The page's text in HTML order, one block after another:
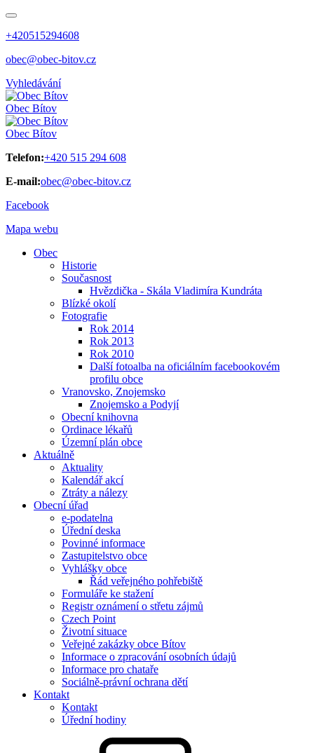
+420515294608
obec@obec-bitov.cz
Vyhledávání
Obec Bítov
Obec Bítov
Telefon:+420 515 294 608
E-mail:obec@obec-bitov.cz
Facebook
Mapa webu
Obec
Historie
Současnost
Hvězdička - Skála Vladimíra Kundráta
Blízké okolí
Fotografie
Rok 2014
Rok 2013
Rok 2010
Další fotoalba na oficiálním facebookovém
profilu obce
Vranovsko, Znojemsko
Znojemsko a Podyjí
Obecní knihovna
Ordinace lékařů
Územní plán obce
Aktuálně
Aktuality
Kalendář akcí
Ztráty a nálezy
Obecní úřad
e-podatelna
Úřední deska
Povinné informace
Zastupitelstvo obce
Vyhlášky obce
Řád veřejného pohřebiště
Formuláře ke stažení
Registr oznámení o střetu zájmů
Czech Point
Životní situace
Veřejné zakázky obce Bítov
Informace o zpracování osobních údajů
Informace pro chataře
Sociálně-právní ochrana dětí
Kontakt
Kontakt
Úřední hodiny